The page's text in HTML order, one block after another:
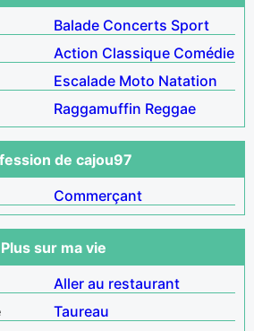
Balade Concerts Sport
Action Classique Comédie
Escalade Moto Natation
Raggamuffin Reggae
de cajou97
Commerçant
Plus sur ma vie
Aller au restaurant
Taureau